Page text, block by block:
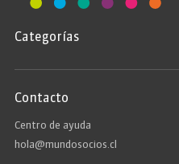
Categorías
Contacto
Centro de ayuda
hola@mundosocios.cl